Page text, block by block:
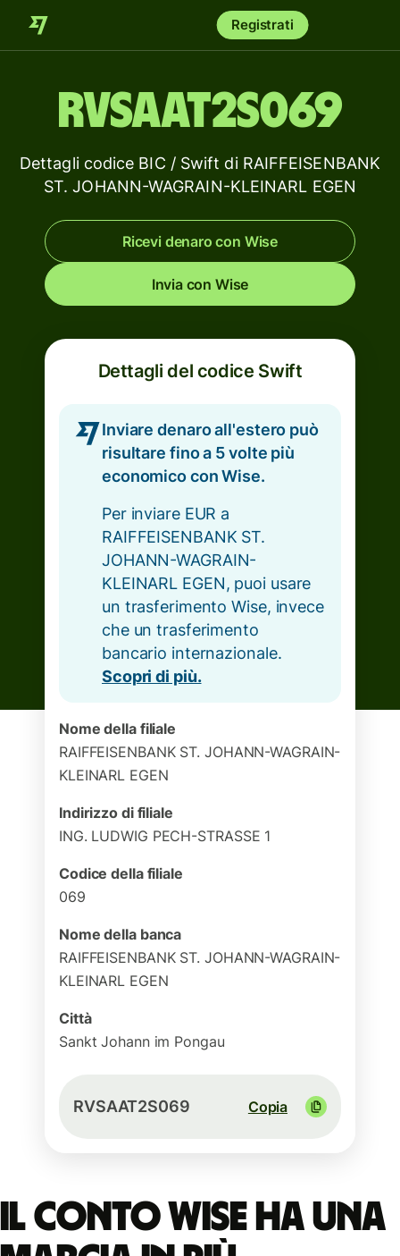
Registrati
RVSAAT2S069
Dettagli codice BIC / Swift di RAIFFEISENBANK
ST. JOHANN-WAGRAIN-KLEINARL EGEN
Ricevi denaro con Wise
Invia con Wise
Dettagli del codice Swift
Inviare denaro all'estero può
risultare fino a 5 volte più
economico con Wise.
Per inviare EUR a
RAIFFEISENBANK ST.
JOHANN-WAGRAIN-
KLEINARL EGEN, puoi usare
un trasferimento Wise, invece
che un trasferimento
bancario internazionale.
Scopri di più.
Nome della filiale
RAIFFEISENBANK ST. JOHANN-WAGRAIN-
KLEINARL EGEN
Indirizzo di filiale
ING. LUDWIG PECH-STRASSE 1
Codice della filiale
069
Nome della banca
RAIFFEISENBANK ST. JOHANN-WAGRAIN-
KLEINARL EGEN
Città
Sankt Johann im Pongau
RVSAAT2S069 Copia
Il conto Wise ha una